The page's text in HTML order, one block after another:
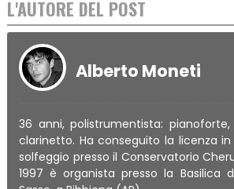
L'AUTORE DEL POST
Alberto Moneti
36 anni, polistrumentista:
clarinetto. Ha conseguito la licenza
solfeggio presso il Conservatorio
1997 è organista presso la Basilica